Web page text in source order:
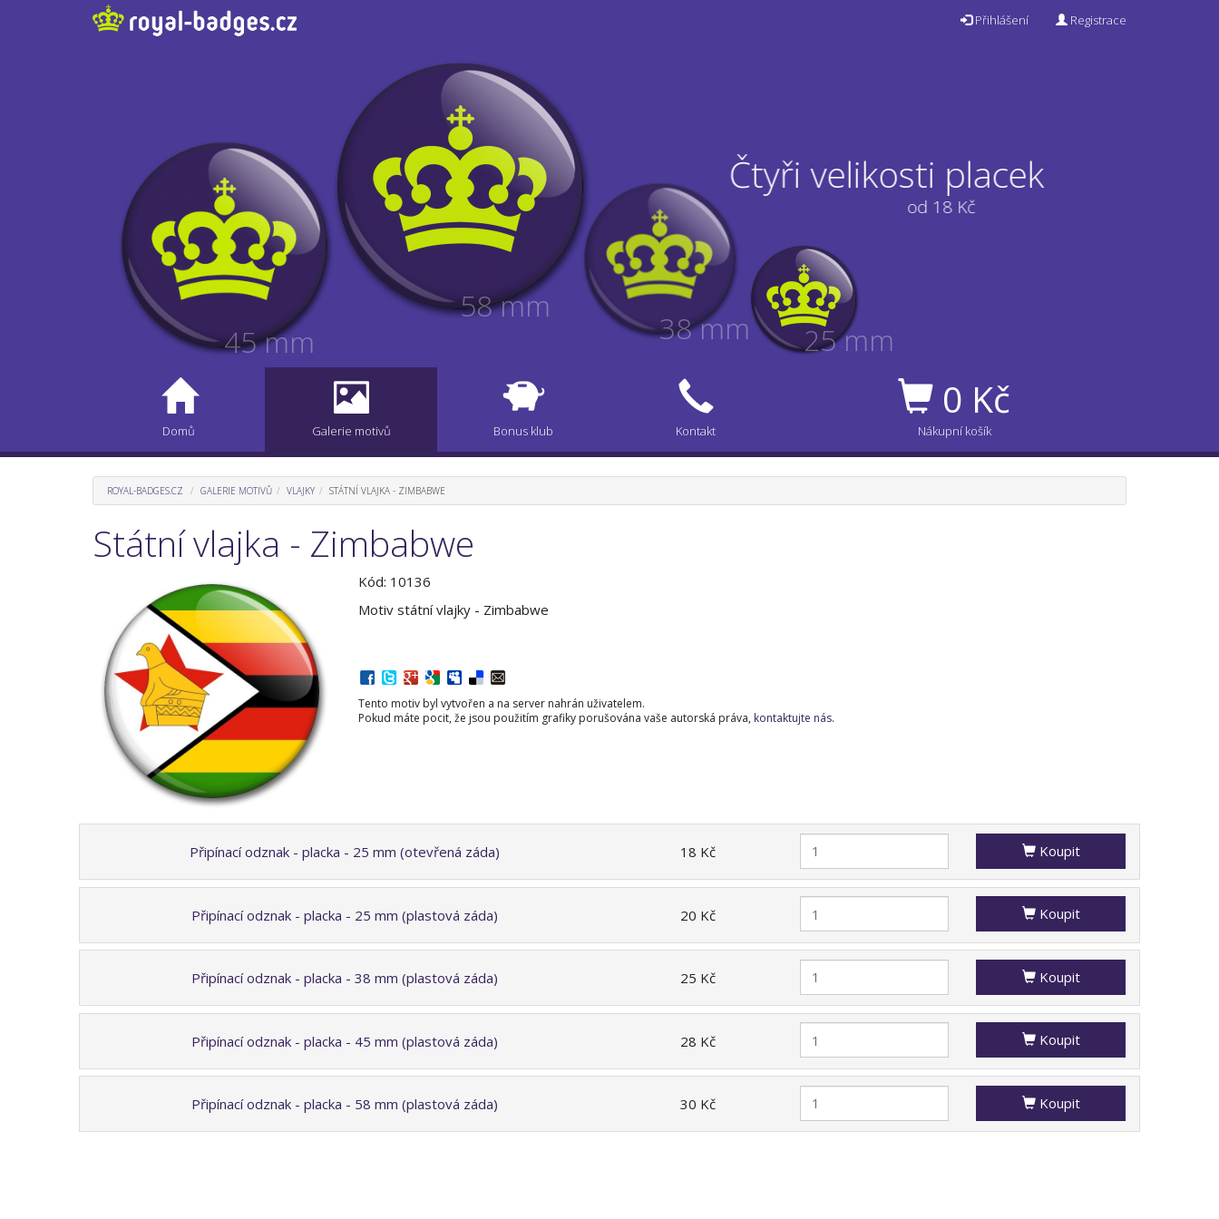
Přihlášení Registrace
25 mm
38 mm
45 mm
58 mm
Čtyři velikosti placek
od 18 Kč
Domů Galerie motivů Bonus klub Kontakt
0 Kč
Nákupní košík
ROYAL-BADGES.CZ GALERIE MOTIVŮ VLAJKY STÁTNÍ VLAJKA - ZIMBABWE
Státní vlajka - Zimbabwe
Kód: 10136
Motiv státní vlajky - Zimbabwe
Tento motiv byl vytvořen a na server nahrán uživatelem.
Pokud máte pocit, že jsou použitím grafiky porušována vaše autorská práva, kontaktujte nás.
Připínací odznak - placka - 25 mm (otevřená záda) 18 Kč Koupit
Připínací odznak - placka - 25 mm (plastová záda) 20 Kč Koupit
Připínací odznak - placka - 38 mm (plastová záda) 25 Kč Koupit
Připínací odznak - placka - 45 mm (plastová záda) 28 Kč Koupit
Připínací odznak - placka - 58 mm (plastová záda) 30 Kč Koupit